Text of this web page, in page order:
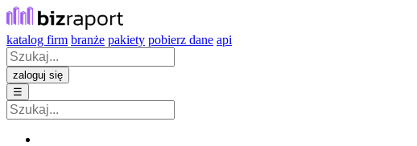
katalog firm branże pakiety pobierz dane api
zaloguj się
☰